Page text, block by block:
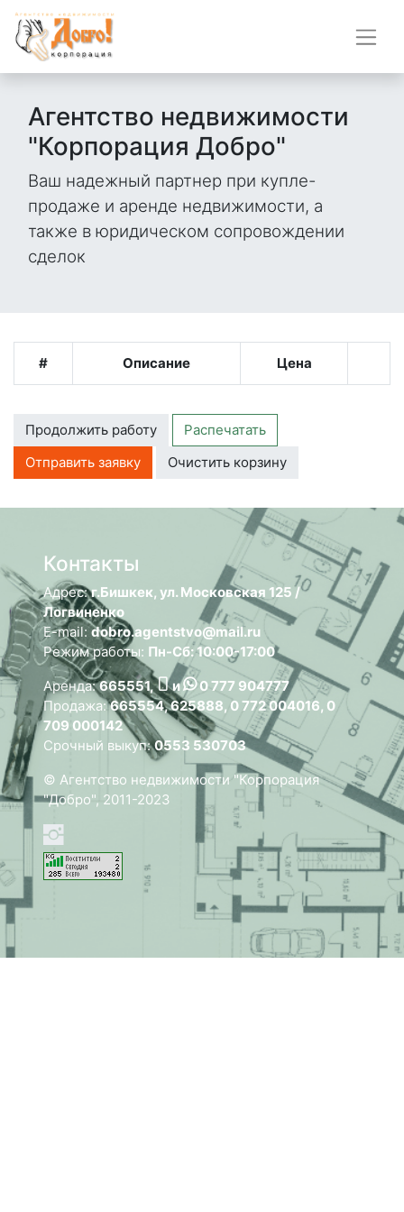
Агентство недвижимости
"Корпорация Добро"
Ваш надежный партнер при купле-
продаже и аренде недвижимости, а
также в юридическом сопровождении
сделок
# Описание Цена
Продолжить работу
Распечатать
Отправить заявку
Очистить корзину
Контакты
Адрес:г.Бишкек, ул. Московская 125 /
Логвиненко
E-mail:dobro.agentstvo@mail.ru
Режим работы: Пн-Сб: 10:00-17:00
Аренда:665551, и
0 777 904777
Продажа:665554, 625888, 0 772 004016, 0
709 000142
Срочный выкуп:0553 530703
© Агентство недвижимости "Корпорация
"Добро", 2011-2023